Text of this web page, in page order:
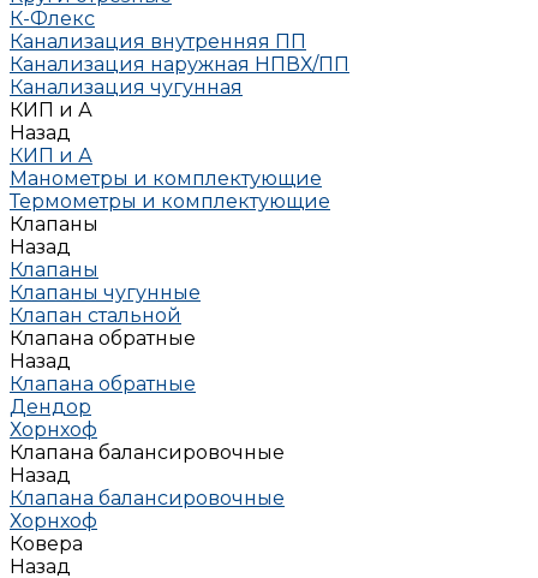
К-Флекс
Канализация внутренняя ПП
Канализация наружная НПВХ/ПП
Канализация чугунная
КИП и А
Назад
КИП и А
Манометры и комплектующие
Термометры и комплектующие
Клапаны
Назад
Клапаны
Клапаны чугунные
Клапан стальной
Клапана обратные
Назад
Клапана обратные
Дендор
Хорнхоф
Клапана балансировочные
Назад
Клапана балансировочные
Хорнхоф
Ковера
Назад